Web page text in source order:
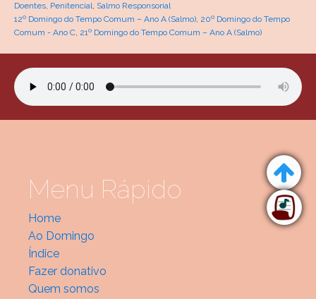
Doentes, Penitencial, Salmo Responsorial
12º Domingo do Tempo Comum – Ano A (Salmo), 20º Domingo do Tempo
Comum - Ano C, 21º Domingo do Tempo Comum – Ano A (Salmo)
Menu Rápido
Home
Ao Domingo
Índice
Fazer donativo
Quem somos